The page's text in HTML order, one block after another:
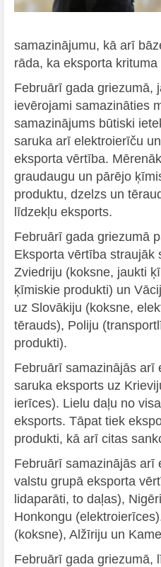
samazinājumu, kā arī
rāda, ka eksporta
Februārī gada griezumā,
ievērojami samazināties
samazinājums būtiski
saruka arī elektroierīču
eksporta vērtība.
graudaugu un pārējo
produktu, dzelzs un
līdzekļu eksports.
Februārī gada griezumā
Eksporta vērtība straujāk
Zviedriju (koksne, jaukti
ķīmiskie produkti) un
uz Slovākiju (koksne,
tērauds), Poliju
produkti).
Februārī samazinājās arī
saruka eksports uz
ierīces). Lielu daļu no
eksports. Tāpat tiek
produkti, kā arī citas
Februārī samazinājās arī
valstu grupā eksporta
lidaparāti, to daļas),
Honkongu
(koksne), Alžīriju un
Februārī gada griezumā,